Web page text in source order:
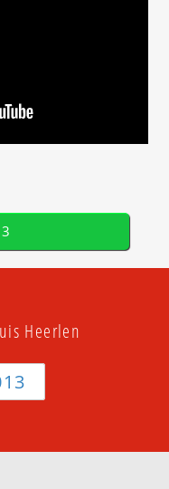
Heerlen